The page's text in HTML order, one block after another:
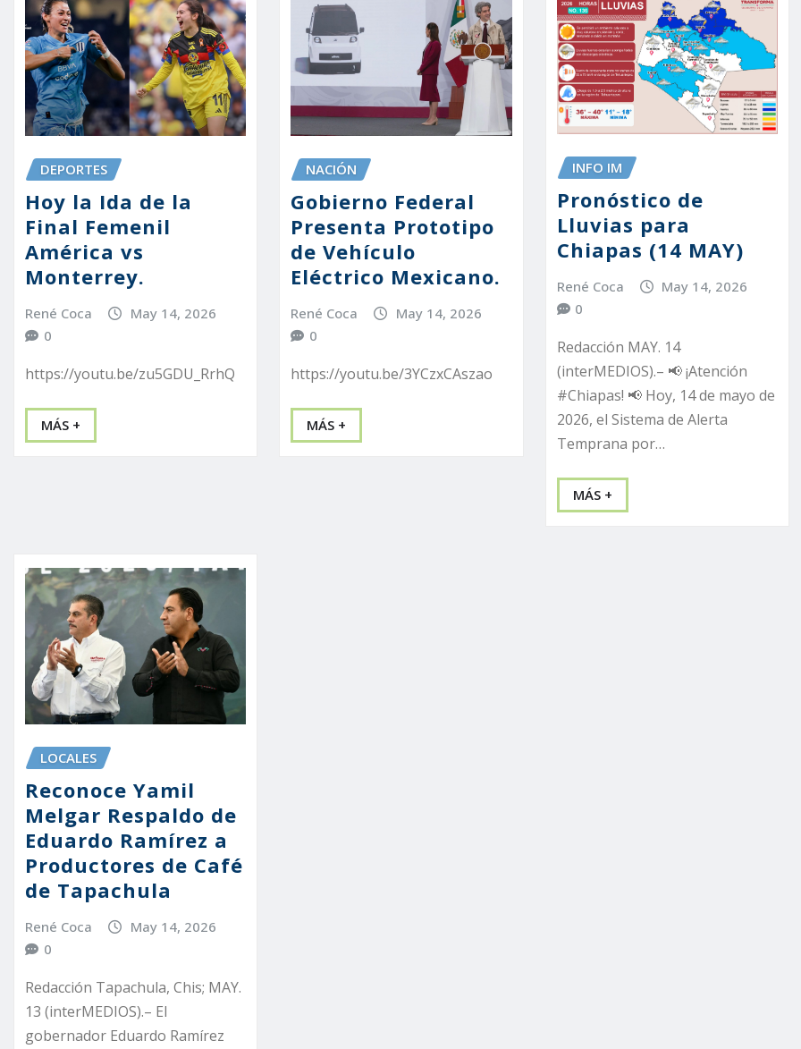
DEPORTES
Hoy la Ida de la
Final Femenil
América vs
Monterrey.
René Coca
May 14, 2026
0
https://youtu.be/zu5GDU_RrhQ
MÁS +
NACIÓN
Gobierno Federal
Presenta Prototipo
de Vehículo
Eléctrico Mexicano.
René Coca
May 14, 2026
0
https://youtu.be/3YCzxCAszao
MÁS +
INFO IM
Pronóstico de
Lluvias para
Chiapas (14 MAY)
René Coca
May 14, 2026
0
Redacción MAY. 14
(interMEDIOS).– 📢 ¡Atención
#Chiapas! 📢 Hoy, 14 de mayo de
2026, el Sistema de Alerta
Temprana por…
MÁS +
LOCALES
Reconoce Yamil
Melgar Respaldo de
Eduardo Ramírez a
Productores de Café
de Tapachula
René Coca
May 14, 2026
0
Redacción Tapachula, Chis; MAY.
13 (interMEDIOS).– El
gobernador Eduardo Ramírez